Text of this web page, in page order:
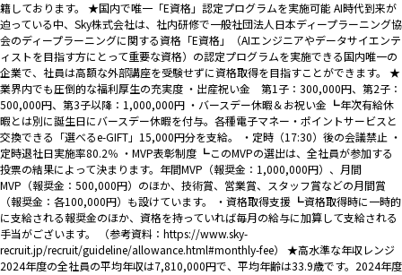
籍しております。 ★国内で唯一「E資格」認定プログラムを実施可能 AI時代到来が
迫っている中、Sky株式会社は、社内研修で一般社団法人日本ディープラーニング協
会のディープラーニングに関する資格「E資格」（AIエンジニアやデータサイエンテ
ィストを目指す方にとって重要な資格）の認定プログラムを実施できる国内唯一の
企業で、社員は高額な外部講座を受験せずに資格取得を目指すことができます。 ★
業界内でも圧倒的な福利厚生の充実度 ・出産祝い金 第1子：300,000円、第2子：
500,000円、第3子以降：1,000,000円 ・バースデー休暇＆お祝い金 ┗年次有給休
暇とは別に誕生日にバースデー休暇を付与。各種電子マネー・ポイントサービスと
交換できる「選べるe-GIFT」15,000円分を支給。 ・定時（17:30）後の会議禁止 ・
定時退社日実施率80.2％ ・MVP表彰制度 ┗このMVPの選出は、全社員が参加する
投票の結果によって決まります。年間MVP（報奨金：1,000,000円）、月間
MVP（報奨金：500,000円）のほか、技術賞、営業賞、スタッフ賞などの月間賞
（報奨金：各100,000円）も設けています。 ・資格取得支援 ┗資格取得時に一時的
に支給される報奨金のほか、資格を持っていれば毎月の給与に加算して支給される
手当がございます。 （参考資料：https://www.sky-
recruit.jp/recruit/guideline/allowance.html#monthly-fee） ★高水準な年収レンジ
2024年度の全社員の平均年収は7,810,000円で、平均年齢は33.9歳です。2024年度